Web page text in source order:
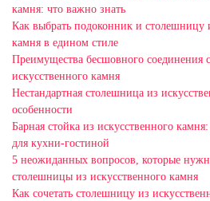
камня: что важно знать
Как выбрать подоконник и столешницу
камня в едином стиле
Преимущества бесшовного соединения
искусственного камня
Нестандартная столешница из
особенности
Барная стойка из искусственного
для кухни-гостиной
5 неожиданных вопросов, которые
столешницы из искусственного камня
Как сочетать столешницу из